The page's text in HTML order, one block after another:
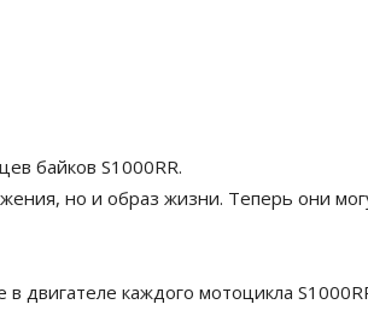
байков S1000RR.
но и образ жизни. Теперь они
двигателе каждого мотоцикла